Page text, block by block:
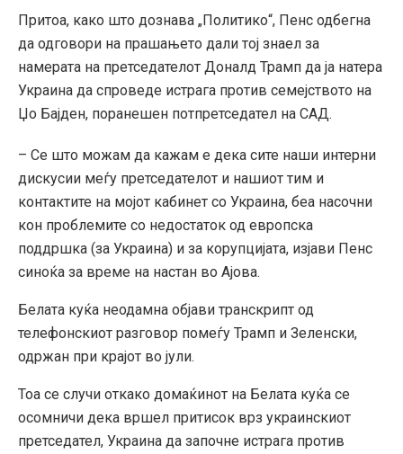
Притоа, како што дознава „Политико“, Пенс одбегна
да одговори на прашањето дали тој знаел за
намерата на претседателот Доналд Трамп да ја натера
Украина да спроведе истрага против семејството на
Џо Бајден, поранешен потпретседател на САД.
– Се што можам да кажам е дека сите наши интерни
дискусии меѓу претседателот и нашиот тим и
контактите на мојот кабинет со Украина, беа насочни
кон проблемите со недостаток од европска
поддршка (за Украина) и за корупцијата, изјави Пенс
синоќа за време на настан во Ајова.
Белата куќа неодамна објави транскрипт од
телефонскиот разговор помеѓу Трамп и Зеленски,
одржан при крајот во јули.
Тоа се случи откако домаќинот на Белата куќа се
осомничи дека вршел притисок врз украинскиот
претседател, Украина да започне истрага против